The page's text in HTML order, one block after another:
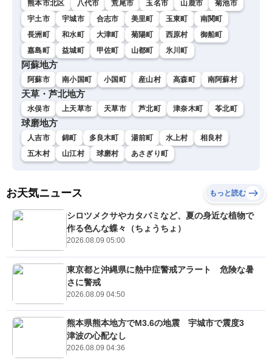
熊本市北区 八代市 荒尾市 玉名市 山鹿市
菊池市
宇土市
宇城市 合志市 美里町 玉東町
南関町
長洲町
和水町 大津町 菊陽町 西原村
御船町
嘉島町
益城町 甲佐町 山都町 氷川町
阿蘇地方
阿蘇市 南小国町 小国町 産山村 高森町 南阿蘇村
天草・芦北地方
水俣市 上天草市 天草市 芦北町 津奈木町 苓北町
球磨地方
人吉市 錦町 多良木町 湯前町 水上村
相良村
五木村
山江村 球磨村 あさぎり町
お天気ニュース もっと読む
シロツメクサやカタバミなど、夏の身近な植物で
作る色んな蝶々（ちょうちょ）
2026.08.09 05:00
東京都と沖縄県に熱中症警戒アラート 危険な暑
さに警戒
2026.08.09 04:50
熊本県熊本地方でM3.6の地震 宇城市で震度3
津波の心配なし
2026.08.09 04:36